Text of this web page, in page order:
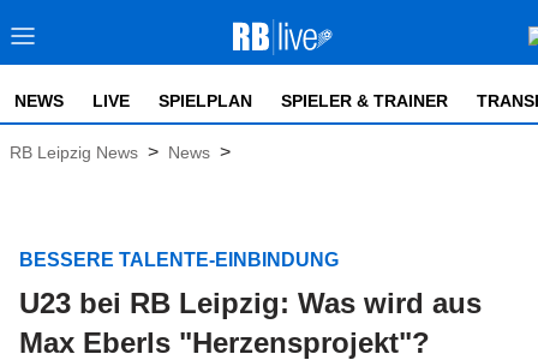
NEWS LIVE SPIELPLAN SPIELER & TRAINER
RB Leipzig News > News >
BESSERE TALENTE-EINBINDUNG
U23 bei RB Leipzig: Was wird aus
Max Eberls "Herzensprojekt"?